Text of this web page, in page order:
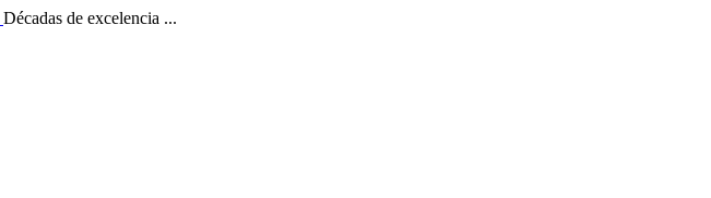
Décadas de excelencia ...